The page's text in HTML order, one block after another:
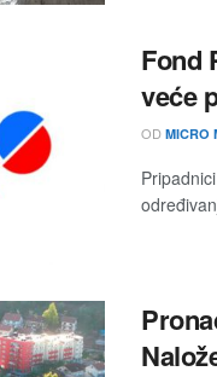
Fond
veće
OD MICRO